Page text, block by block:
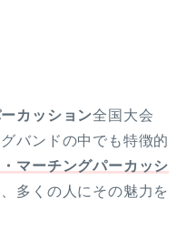
カッション全国大会
バンドの中でも特徴的
マーチングパーカッシ
多くの人にその魅力を